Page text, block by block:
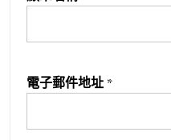
電子郵件地址 *